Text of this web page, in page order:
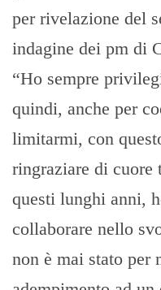
per rivelazione del
indagine dei pm di
“Ho sempre
quindi, anche per
limitarmi, con
ringraziare di
questi lunghi anni,
collaborare nello
non è mai stato per